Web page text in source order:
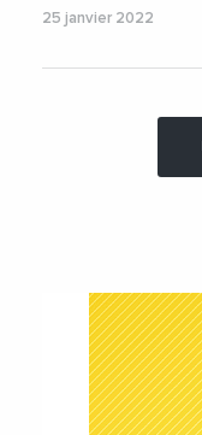
25 janvier 2022